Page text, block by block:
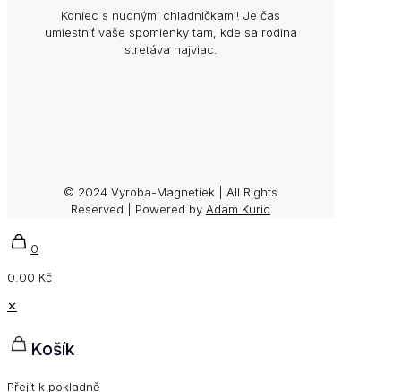
Koniec s nudnými chladničkami! Je čas
umiestniť vaše spomienky tam, kde sa rodina
stretáva najviac.
© 2024 Vyroba-Magnetiek | All Rights
Reserved | Powered by Adam Kuric
0
0.00 Kč
✕
Košík
Přejít k pokladně